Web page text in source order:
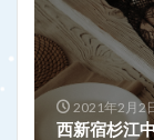
2021年2月2
西新宿杉江